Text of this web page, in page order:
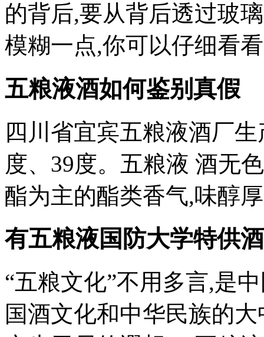
的背后,要从背后透过玻
模糊一点,你可以仔细看
五粮液酒如何鉴别真假
四川省宜宾五粮液酒厂
度、39度。五粮液 酒无
酯为主的酯类香气,味醇
有五粮液国防大学特供
“五粮文化”不用多言,是
国酒文化和中华民族的